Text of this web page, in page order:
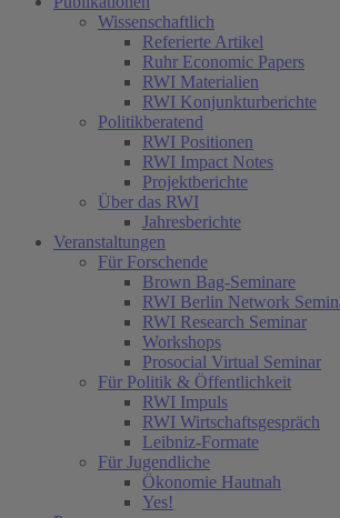
Wissenschaftlich
Referierte Artikel
Ruhr Economic Papers
RWI Materialien
RWI Konjunkturberichte
Politikberatend
RWI Positionen
RWI Impact Notes
Projektberichte
Über das RWI
Jahresberichte
Veranstaltungen
Für Forschende
Brown Bag-Seminare
RWI Berlin Network
RWI Research Seminar
Workshops
Prosocial Virtual Seminar
Für Politik & Öffentlichkeit
RWI Impuls
RWI Wirtschaftsgespräch
Leibniz-Formate
Für Jugendliche
Ökonomie Hautnah
Yes!